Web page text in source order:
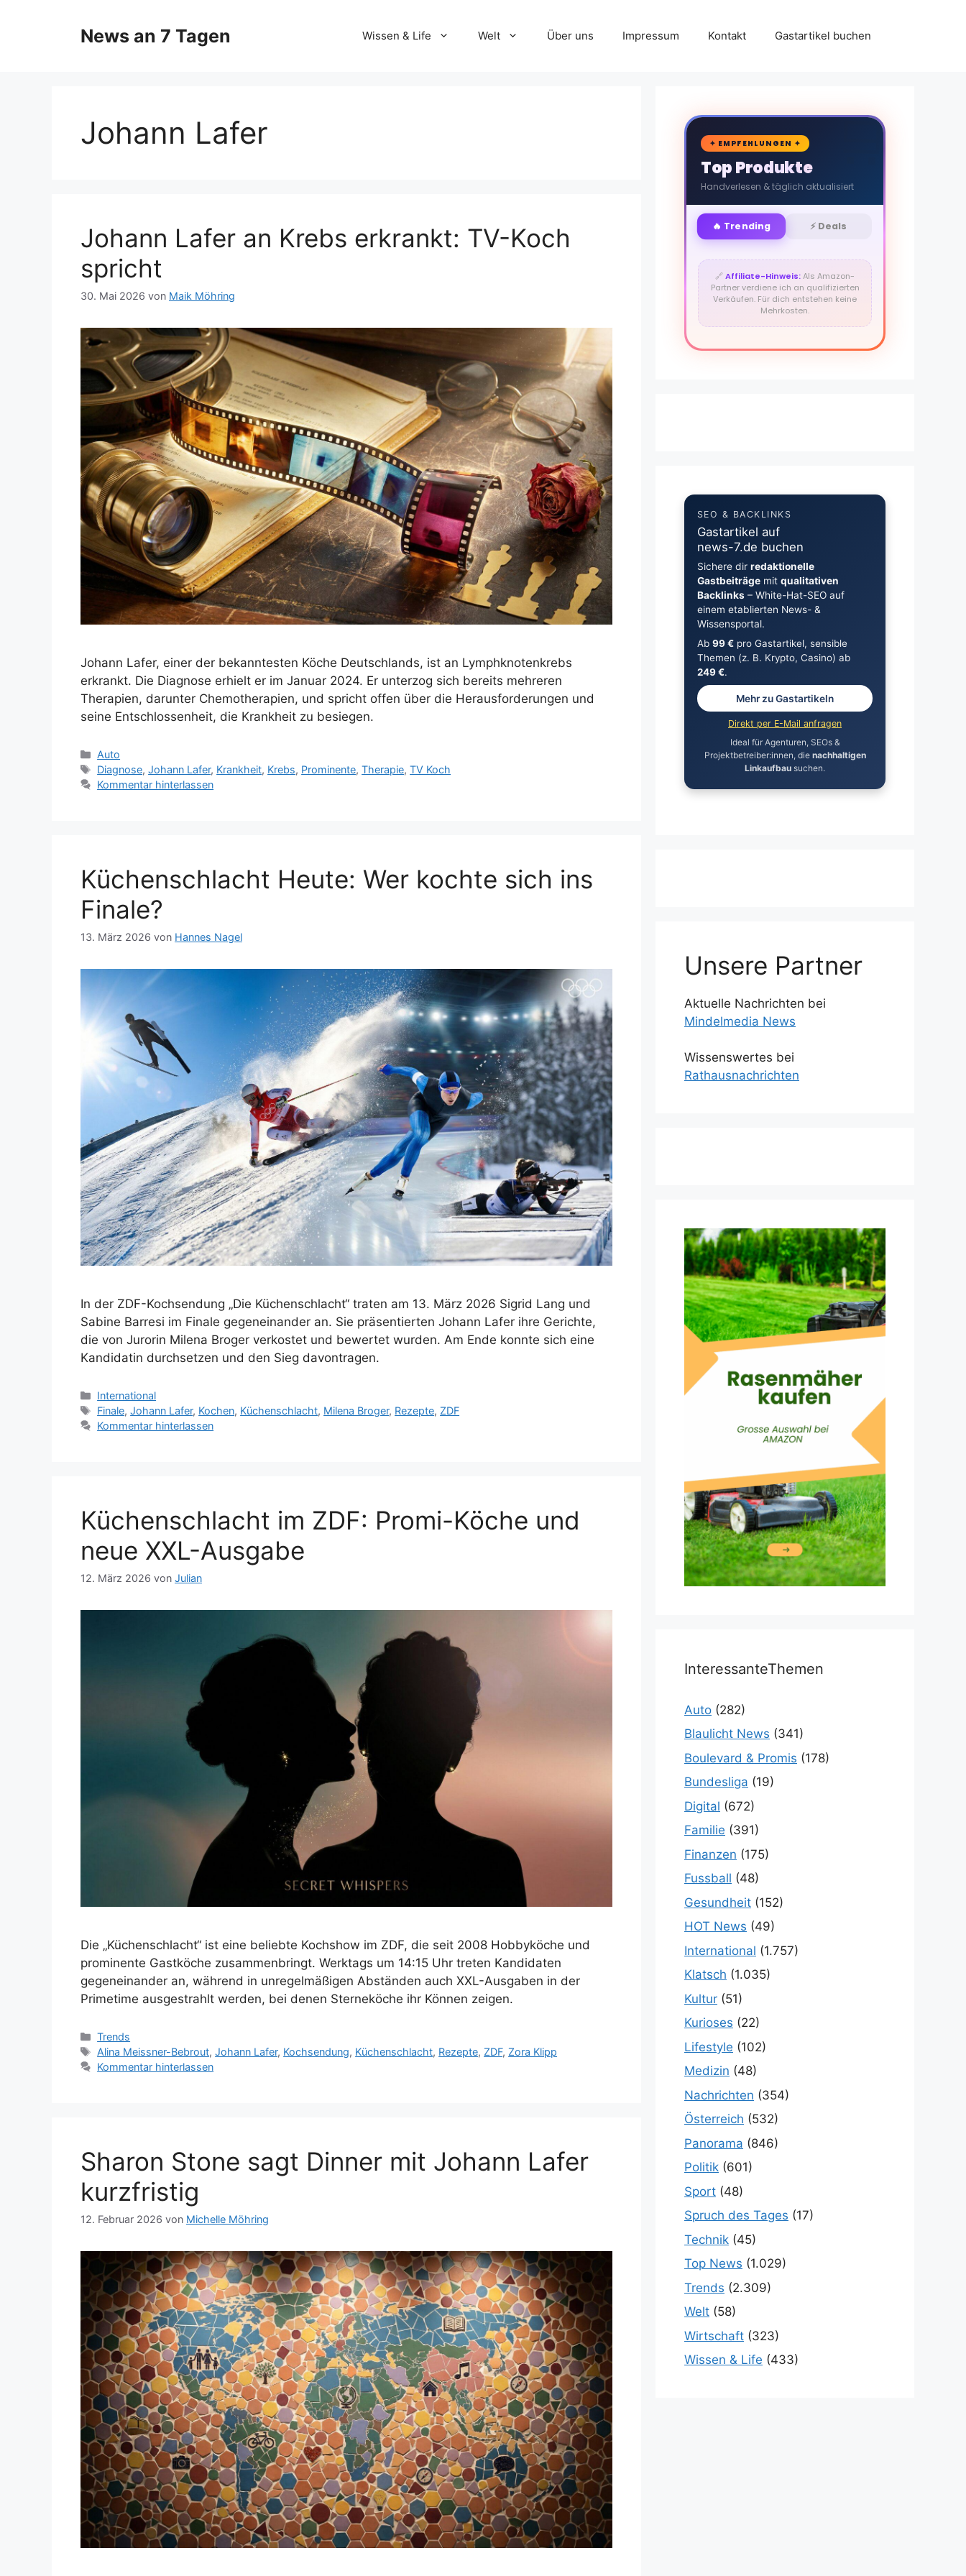
News an 7 Tagen Wissen & Life Welt Über uns Impressum Kontakt Gastartikel buchen
Johann Lafer
Johann Lafer an Krebs erkrankt: TV-Koch
spricht
30. Mai 2026 von Maik Möhring
Johann Lafer, einer der bekanntesten Köche Deutschlands, ist an Lymphknotenkrebs
erkrankt. Die Diagnose erhielt er im Januar 2024. Er unterzog sich bereits mehreren
Therapien, darunter Chemotherapien, und spricht offen über die Herausforderungen und
seine Entschlossenheit, die Krankheit zu besiegen.
Kategorien
Auto
Schlagwörter
Diagnose,Johann Lafer, Krankheit, Krebs, Prominente,Therapie,TV Koch
Kommentar hinterlassen
Küchenschlacht Heute: Wer kochte sich ins
Finale?
13. März 2026 von Hannes Nagel
In der ZDF-Kochsendung „Die Küchenschlacht“ traten am 13. März 2026 Sigrid Lang und
Sabine Barresi im Finale gegeneinander an. Sie präsentierten Johann Lafer ihre Gerichte,
die von Jurorin Milena Broger verkostet und bewertet wurden. Am Ende konnte sich eine
Kandidatin durchsetzen und den Sieg davontragen.
Kategorien
International
Schlagwörter
Finale,Johann Lafer, Kochen, Küchenschlacht, Milena Broger, Rezepte, ZDF
Kommentar hinterlassen
Küchenschlacht im ZDF: Promi-Köche und
neue XXL-Ausgabe
12. März 2026 von Julian
Die „Küchenschlacht“ ist eine beliebte Kochshow im ZDF, die seit 2008 Hobbyköche und
prominente Gastköche zusammenbringt. Werktags um 14:15 Uhr treten Kandidaten
gegeneinander an, während in unregelmäßigen Abständen auch XXL-Ausgaben in der
Primetime ausgestrahlt werden, bei denen Sterneköche ihr Können zeigen.
Kategorien
Trends
Schlagwörter
Alina Meissner-Bebrout,Johann Lafer, Kochsendung, Küchenschlacht, Rezepte, ZDF, Zora Klipp
Kommentar hinterlassen
Sharon Stone sagt Dinner mit Johann Lafer
kurzfristig
12. Februar 2026 von Michelle Möhring
🛒
✦ EMPFEHLUNGEN ✦
Top Produkte
Handverlesen & täglich aktualisiert
🔥 Trending ⚡ Deals
🔗Affiliate-Hinweis:Als Amazon-
Partner verdiene ich an qualifizierten
Verkäufen. Für dich entstehen keine
Mehrkosten.
SEO & BACKLINKS
Gastartikel auf
news-7.de buchen
Sichere dir redaktionelle
Gastbeiträgemit qualitativen
Backlinks– White-Hat-SEO auf
einem etablierten News- &
Wissensportal.
Ab 99 €pro Gastartikel, sensible
Themen (z. B. Krypto, Casino) ab
249 €.
Mehr zu Gastartikeln
Direkt per E-Mail anfragen
Ideal für Agenturen, SEOs &
Projektbetreiber:innen, die nachhaltigen
Linkaufbau suchen.
Unsere Partner
Aktuelle Nachrichten bei
Mindelmedia News
Wissenswertes bei
Rathausnachrichten
InteressanteThemen
Auto (282)
Blaulicht News (341)
Boulevard & Promis (178)
Bundesliga (19)
Digital (672)
Familie (391)
Finanzen (175)
Fussball (48)
Gesundheit (152)
HOT News (49)
International (1.757)
Klatsch (1.035)
Kultur (51)
Kurioses (22)
Lifestyle (102)
Medizin (48)
Nachrichten (354)
Österreich (532)
Panorama (846)
Politik (601)
Sport (48)
Spruch des Tages (17)
Technik (45)
Top News (1.029)
Trends (2.309)
Welt (58)
Wirtschaft (323)
Wissen & Life (433)